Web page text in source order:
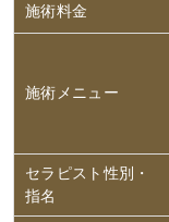
施術料金
施術メニュー
セラピスト性別・
指名